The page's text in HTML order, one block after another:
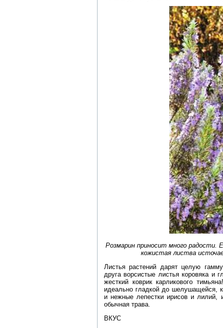
Розмарин приносит много радости.
кожистая листва
Листья растений дарят целую
друга ворсистые листья коровяка и
жесткий коврик карликового
идеально гладкой до шелушащейся,
и нежные лепестки ирисов и лилий,
обычная трава.
ВКУС